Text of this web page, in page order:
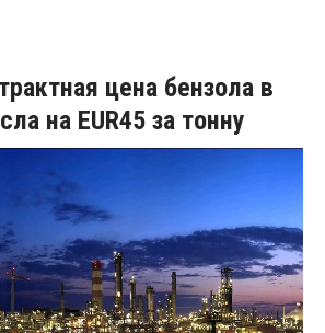
цена бензола в
на EUR45 за тонну